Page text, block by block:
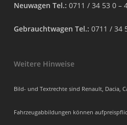
Neuwagen Tel.: 0711 / 34 53 0 –
Gebrauchtwagen Tel.: 0711 / 34
Weitere Hinweise
Bild- und Textrechte sind Renault, Dacia,
Fahrzeugabbildungen können